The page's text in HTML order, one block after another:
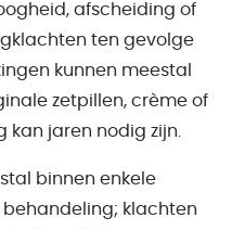
afscheiding of
ten gevolge
kunnen meestal
zetpillen, crème of
kan jaren nodig zijn.
binnen enkele
klachten